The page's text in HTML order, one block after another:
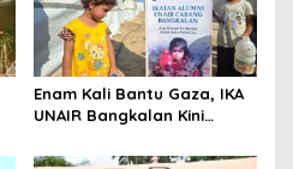
Enam Kali Bantu Gaza, IKA
UNAIR Bangkalan Kini
10.000 Pengungsi